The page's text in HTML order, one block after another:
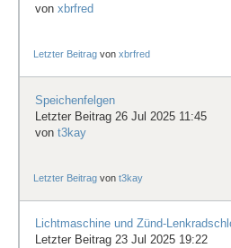
von xbrfred
Letzter Beitrag vonxbrfred
Speichenfelgen
Letzter Beitrag 26 Jul 2025 11:45
von t3kay
Letzter Beitrag vont3kay
Lichtmaschine und Zünd-
Letzter Beitrag 23 Jul 2025 19:22